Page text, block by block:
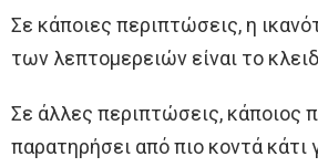
Σε κάποιες περιπτώσεις, η
των λεπτομερειών είναι το
Σε άλλες περιπτώσεις, κάποιος
παρατηρήσει από πιο κοντά κάτι